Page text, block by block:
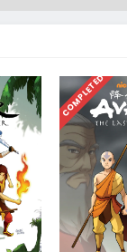
COMPLETED